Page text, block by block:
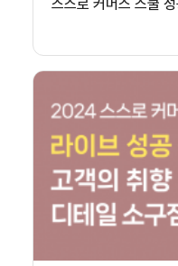
스스로 커머스 스쿨